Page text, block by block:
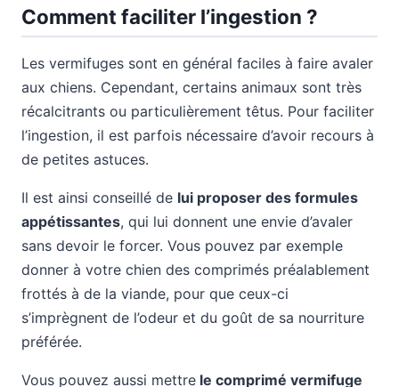
Comment faciliter l’ingestion ?
Les vermifuges sont en général faciles à faire avaler
aux chiens. Cependant, certains animaux sont très
récalcitrants ou particulièrement têtus. Pour faciliter
l’ingestion, il est parfois nécessaire d’avoir recours à
de petites astuces.
Il est ainsi conseillé de lui proposer des formules
appétissantes, qui lui donnent une envie d’avaler
sans devoir le forcer. Vous pouvez par exemple
donner à votre chien des comprimés préalablement
frottés à de la viande, pour que ceux-ci
s’imprègnent de l’odeur et du goût de sa nourriture
préférée.
Vous pouvez aussi mettre le comprimé vermifuge